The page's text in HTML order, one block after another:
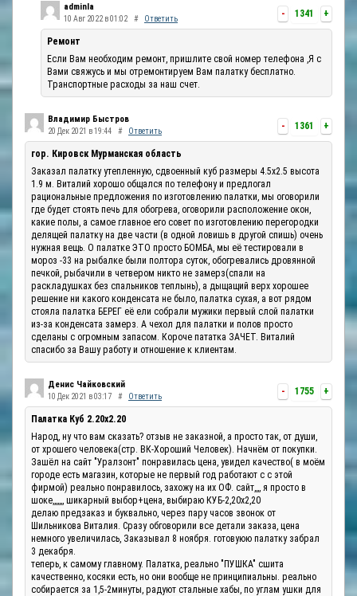
- 1341 +
adminla
10 Авг 2022 в 01:02 # Ответить
Ремонт
Если Вам необходим ремонт, пришлите свой номер телефона ,Я с
Вами свяжусь и мы отремонтируем Вам палатку бесплатно.
Транспортные расходы за наш счет.
- 1361 +
Владимир Быстров
20 Дек 2021 в 19:44 # Ответить
гор. Кировск Мурманская область
Заказал палатку утепленную, сдвоенный куб размеры 4.5х2.5 высота
1.9 м. Виталий хорошо общался по телефону и предлогал
рациональные предложения по изготовлению палатки, мы оговорили
где будет стоять печь для обогрева, оговорили расположение окон,
какие полы, а самое главное его совет по изготовлению перегородки
делящей палатку на две части (в одной ловишь в другой спишь) очень
нужная вещь. О палатке ЭТО просто БОМБА, мы её тестировали в
мороз -33 на рыбалке были полтора суток, обогревались дровянной
печкой, рыбачили в четвером никто не замерз(спали на
раскладушках без спальников теплынь), а дыщащий верх хорошее
решение ни какого конденсата не было, палатка сухая, а вот рядом
стояла палатка БЕРЕГ её ели собрали мужики первый слой палатки
из-за конденсата замерз. А чехол для палатки и полов просто
сделаны с огромным запасом. Короче пататка ЗАЧЕТ. Виталий
спасибо за Вашу работу и отношение к клиентам.
- 1755 +
Денис Чайковский
10 Дек 2021 в 03:17 # Ответить
Палатка Куб 2.20x2.20
Народ, ну что вам сказать? отзыв не заказной, а просто так, от души,
от хрошего человека(стр. ВК-Хороший Человек). Начнём от покупки.
Зашёл на сайт "Уралзонт" понравилась цена, увидел качество( в моём
городе есть магазин, которые не первый год работают с с этой
фирмой) реально понравилось, захожу на их ОФ. сайт,,,, я просто в
шоке,,,,,,, шикарный выбор+цена, выбираю КУБ-2,20х2,20
делаю предзаказ и буквально, через пару часов звонок от
Шильникова Виталия. Сразу обговорили все детали заказа, цена
немного увеличилась, Заказывал 8 ноября. готовуюю палатку забрал
3 декабря.
теперь, к самому главному. Палатка, реально "ПУШКА" сшита
качественно, косяки есть, но они вообще не принципиальны. реально
собирается за 1,5-2минуты, радуют стальные хабы, по углам ушки для